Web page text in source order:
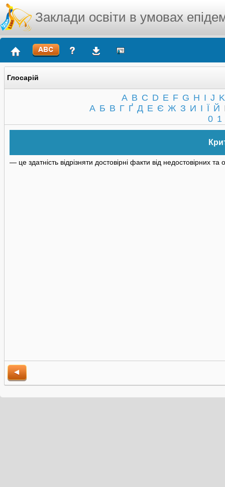
Заклади освіти в умовах
Глосарій
A B C D E F G H I J K
А Б В Г Ґ Д Е Є Ж З И І Ї Й
0 1
— це здатність відрізняти достовірні факти від недостовірних та